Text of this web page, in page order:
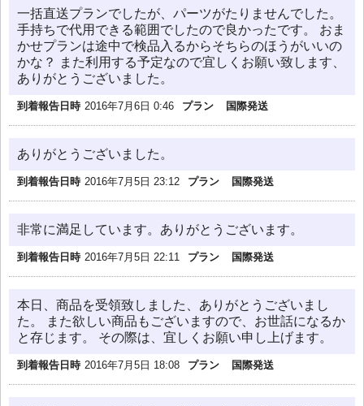
一括直送プランでしたが、パーツがたりませんでした。
手持ちで代用できる範囲でしたので良かったです。 おま
かせプランは途中で検品入るからそちらのほうがいいの
かな？ また利用する予定なので宜しくお願い致します、
ありがとうございました。
到着報告日時 2016年7月6日 0:46 プラン 国際発送
ありがとうございました。
到着報告日時 2016年7月5日 23:12 プラン 国際発送
非常に満足しています。ありがとうございます。
到着報告日時 2016年7月5日 22:11 プラン 国際発送
本日、商品を受領致しました、ありがとうございまし
た。 また欲しい商品もございますので、お世話になるか
と存じます。 その際は、宜しくお願い申し上げます。
到着報告日時 2016年7月5日 18:08 プラン 国際発送